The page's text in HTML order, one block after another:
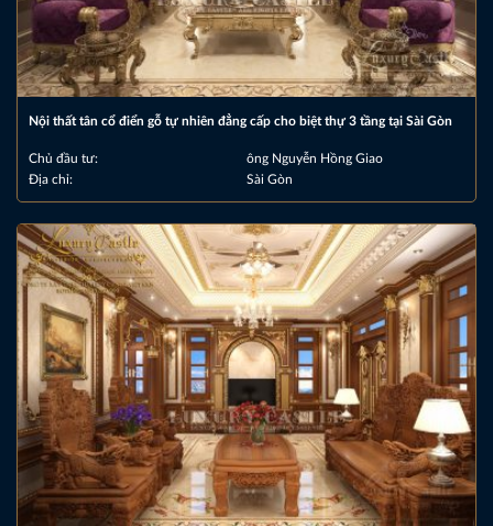
Nội thất tân cổ điển gỗ tự nhiên đẳng cấp cho biệt thự 3 tầng tại Sài Gòn
Chủ đầu tư:
ông Nguyễn Hồng Giao
Địa chỉ:
Sài Gòn